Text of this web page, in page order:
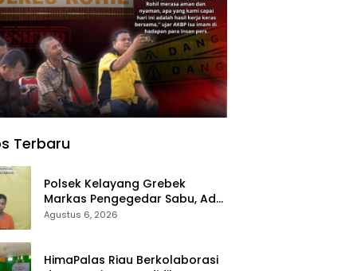
Terbaru
Polsek Kelayang Grebek
Markas Pengegedar Sabu, Ada
Lubang Tanah Untuk
Agustus 6, 2026
HimaPalas Riau Berkolaborasi